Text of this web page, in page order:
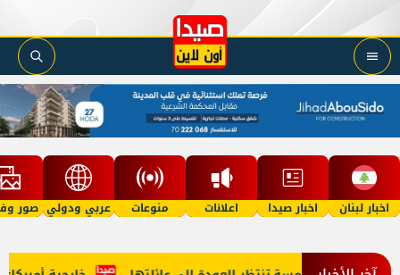
اخبار لبنان اخبار صيدا اعلانات منوعات عربي ودولي صور